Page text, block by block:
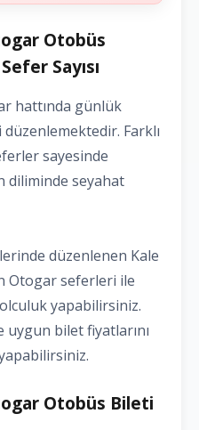
Otobüs
Sayısı
hattında günlük
Farklı
sayesinde
diliminde seyahat
düzenlenen Kale
Otogar seferleri ile
yapabilirsiniz.
bilet fiyatlarını
Otobüs Bileti